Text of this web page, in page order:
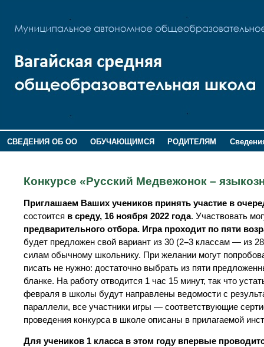
СВЕДЕНИЯ ОБ ОО ОБУЧАЮЩИМСЯ РОДИТЕЛЯМ
Конкурсе «Русский Медвежонок –
Приглашаем Ваших учеников принять участие в
состоится в среду, 16 ноября 2022 года. Участвовать
предварительного отбора. Игра проходит по пяти
будет предложен свой вариант из 30 (2–3 классам — из
силам обычному школьнику. При желании могут
писать не нужно: достаточно выбрать из пяти
бланке. На работу отводится 1 час 15 минут, так что
февраля в школы будут направлены ведомости с
параллели, все участники игры — соответствующие
проведения конкурса в школе описаны в прилагаемой
Для учеников 1 класса в этом году впервые